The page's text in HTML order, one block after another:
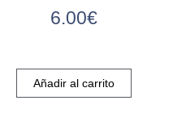
6.00€
Añadir al carrito